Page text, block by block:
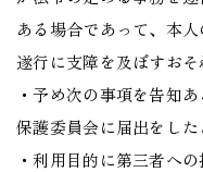
ある場合であって、本
遂行に支障を及ぼすお
・予め次の事項を告知
保護委員会に届出をした
・利用目的に第三者へ